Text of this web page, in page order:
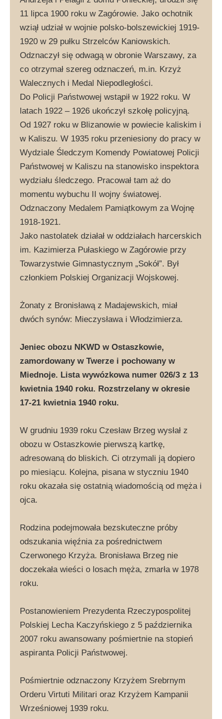
11 lipca 1900 roku w Zagórowie. Jako ochotnik
wziął udział w wojnie polsko-bolszewickiej 1919-
1920 w 29 pułku Strzelców Kaniowskich.
Odznaczył się odwagą w obronie Warszawy, za
co otrzymał szereg odznaczeń, m.in. Krzyż
Walecznych i Medal Niepodległości.
Do Policji Państwowej wstąpił w 1922 roku. W
latach 1922 – 1926 ukończył szkołę policyjną.
Od 1927 roku w Blizanowie w powiecie kaliskim i
w Kaliszu. W 1935 roku przeniesiony do pracy w
Wydziale Śledczym Komendy Powiatowej Policji
Państwowej w Kaliszu na stanowisko inspektora
wydziału śledczego. Pracował tam aż do
momentu wybuchu II wojny światowej.
Odznaczony Medalem Pamiątkowym za Wojnę
1918-1921.
Jako nastolatek działał w oddziałach harcerskich
im. Kazimierza Pułaskiego w Zagórowie przy
Towarzystwie Gimnastycznym „Sokół”. Był
członkiem Polskiej Organizacji Wojskowej.
Żonaty z Bronisławą z Madajewskich, miał
dwóch synów: Mieczysława i Włodzimierza.
Jeniec obozu NKWD w Ostaszkowie,
zamordowany w Twerze i pochowany w
Miednoje. Lista wywózkowa numer 026/3 z 13
kwietnia 1940 roku. Rozstrzelany w okresie
17-21 kwietnia 1940 roku.
W grudniu 1939 roku Czesław Brzeg wysłał z
obozu w Ostaszkowie pierwszą kartkę,
adresowaną do bliskich. Ci otrzymali ją dopiero
po miesiącu. Kolejna, pisana w styczniu 1940
roku okazała się ostatnią wiadomością od męża i
ojca.
Rodzina podejmowała bezskuteczne próby
odszukania więźnia za pośrednictwem
Czerwonego Krzyża. Bronisława Brzeg nie
doczekała wieści o losach męża, zmarła w 1978
roku.
Postanowieniem Prezydenta Rzeczypospolitej
Polskiej Lecha Kaczyńskiego z 5 października
2007 roku awansowany pośmiertnie na stopień
aspiranta Policji Państwowej.
Pośmiertnie odznaczony Krzyżem Srebrnym
Orderu Virtuti Militari oraz Krzyżem Kampanii
Wrześniowej 1939 roku.